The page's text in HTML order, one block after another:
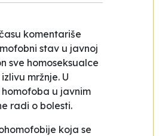
komentariše
stav u javnoj
sve homoseksualce
mržnje. U
u javnim
radi o bolesti.
koja se